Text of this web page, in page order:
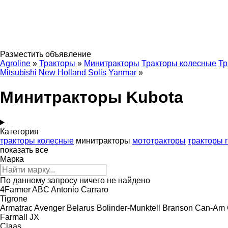
Разместить объявление
Agroline » Тракторы » Минитракторы Тракторы колесные
Mitsubishi New Holland Solis Yanmar »
Минитракторы Kubota
Категория
тракторы колесные минитракторы мототракторы тракторы
показать все
Марка
По данному запросу ничего не найдено
4FarmerABC Antonio Carraro
Tigrone
ArmatracAvenger Belarus Bolinder-Munktell Branson Can-Am
Farmall
JX
Claas